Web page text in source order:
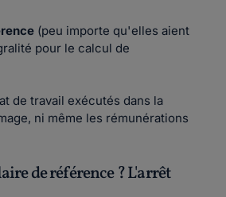
(peu importe qu'elles aient
pour le calcul de
de travail exécutés dans la
ni même les rémunérations
de référence ? L'arrêt